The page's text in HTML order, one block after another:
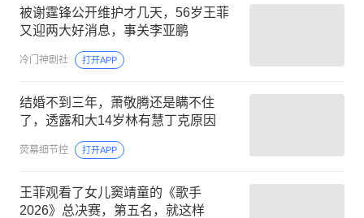
被谢霆锋公开维护才几天，56岁王菲
又迎两大好消息，事关李亚鹏
冷门神剧社 打开APP
结婚不到三年，萧敬腾还是瞒不住
了，透露和大14岁林有慧丁克原因
荧幕细节控 打开APP
王菲观看了女儿窦靖童的《歌手
2026》总决赛，第五名，就这样